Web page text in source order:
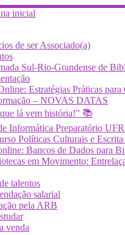
de ser Associado(a)
Sul-Rio-Grandense de
Estratégias Práticas para
– NOVAS DATAS
lá vem história!” 📚
Informática Preparatório
Políticas Culturais e Escrita
Bancos de Dados para
em Movimento:
talentos
salarial
pela ARB
venda